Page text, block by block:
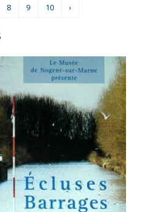
8 9 10 ›